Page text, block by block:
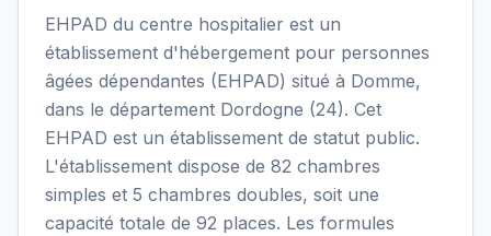
EHPAD du centre hospitalier est un
établissement d'hébergement pour personnes
âgées dépendantes (EHPAD) situé à Domme,
dans le département Dordogne (24). Cet
EHPAD est un établissement de statut public.
L'établissement dispose de 82 chambres
simples et 5 chambres doubles, soit une
capacité totale de 92 places. Les formules